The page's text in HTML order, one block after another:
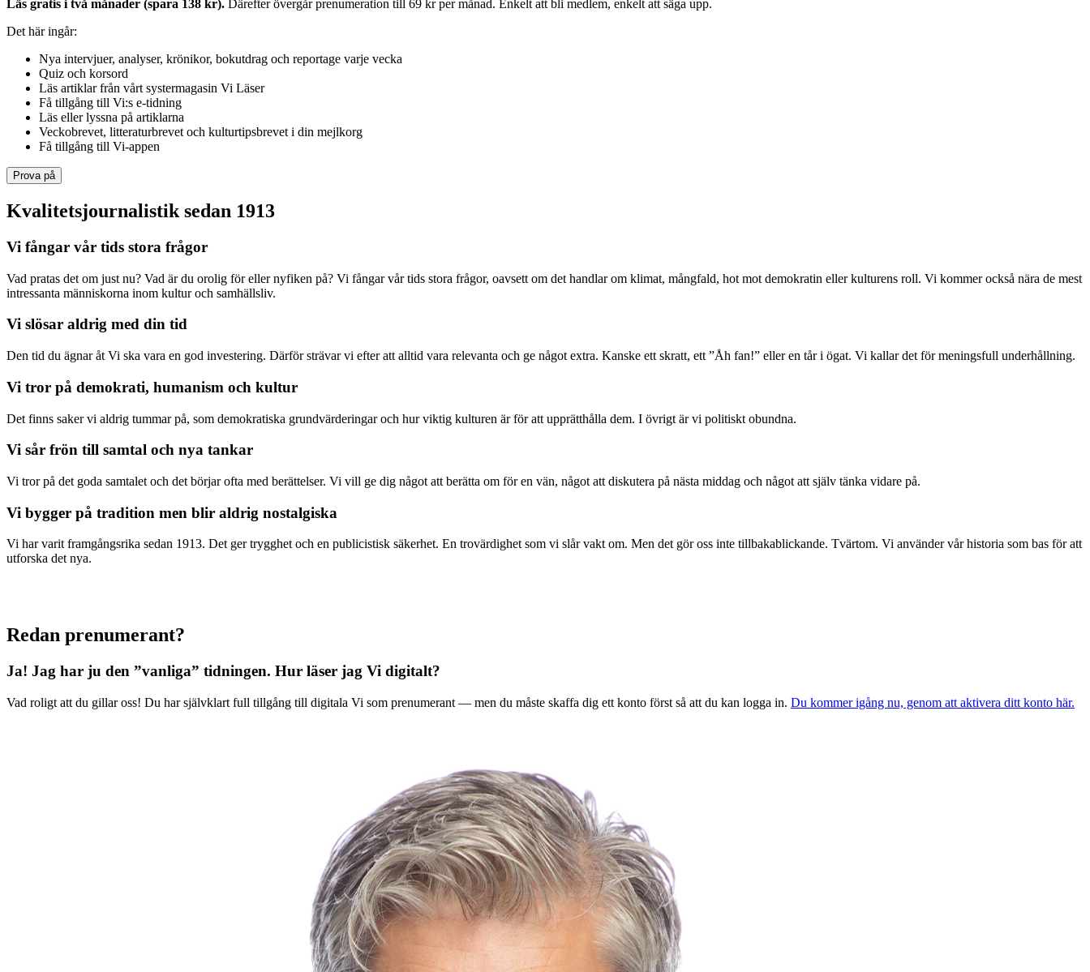
Läs gratis i två månader (spara 138 kr). Därefter övergår prenumeration till 69 kr per månad. Enkelt att bli medlem, enkelt att säga upp.
Det här ingår:
Nya intervjuer, analyser, krönikor, bokutdrag och reportage varje vecka
Quiz och korsord
Läs artiklar från vårt systermagasin Vi Läser
Få tillgång till Vi:s e-tidning
Läs eller lyssna på artiklarna
Veckobrevet, litteraturbrevet och kulturtipsbrevet i din mejlkorg
Få tillgång till Vi-appen
Prova på
Kvalitetsjournalistik sedan 1913
Vi fångar vår tids stora frågor
Vad pratas det om just nu? Vad är du orolig för eller nyfiken på? Vi fångar vår tids stora frågor, oavsett om det handlar om klimat, mångfald, hot mot demokratin eller kulturens roll. Vi kommer också nära de mest
intressanta människorna inom kultur och samhällsliv.
Vi slösar aldrig med din tid
Den tid du ägnar åt Vi ska vara en god investering. Därför strävar vi efter att alltid vara relevanta och ge något extra. Kanske ett skratt, ett ”Åh fan!” eller en tår i ögat. Vi kallar det för meningsfull underhållning.
Vi tror på demokrati, humanism och kultur
Det finns saker vi aldrig tummar på, som demokratiska grundvärderingar och hur viktig kulturen är för att upprätthålla dem. I övrigt är vi politiskt obundna.
Vi sår frön till samtal och nya tankar
Vi tror på det goda samtalet och det börjar ofta med berättelser. Vi vill ge dig något att berätta om för en vän, något att diskutera på nästa middag och något att själv tänka vidare på.
Vi bygger på tradition men blir aldrig nostalgiska
Vi har varit framgångsrika sedan 1913. Det ger trygghet och en publicistisk säkerhet. En trovärdighet som vi slår vakt om. Men det gör oss inte tillbakablickande. Tvärtom. Vi använder vår historia som bas för att
utforska det nya.
Redan prenumerant?
Ja! Jag har ju den ”vanliga” tidningen. Hur läser jag Vi digitalt?
Vad roligt att du gillar oss! Du har självklart full tillgång till digitala Vi som prenumerant — men du måste skaffa dig ett konto först så att du kan logga in. Du kommer igång nu, genom att aktivera ditt konto här.